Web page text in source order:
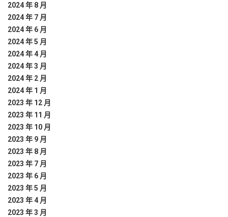
2024 年 8 月
2024 年 7 月
2024 年 6 月
2024 年 5 月
2024 年 4 月
2024 年 3 月
2024 年 2 月
2024 年 1 月
2023 年 12 月
2023 年 11 月
2023 年 10 月
2023 年 9 月
2023 年 8 月
2023 年 7 月
2023 年 6 月
2023 年 5 月
2023 年 4 月
2023 年 3 月